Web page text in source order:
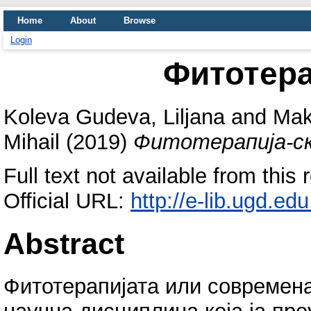
Home About
Browse
Login
Koleva Gudeva, Liljanaand
Mihail (2019) Фитотерапија-
Full text not available from this
Official URL: http://e-
Abstract
Фитотерапијата или